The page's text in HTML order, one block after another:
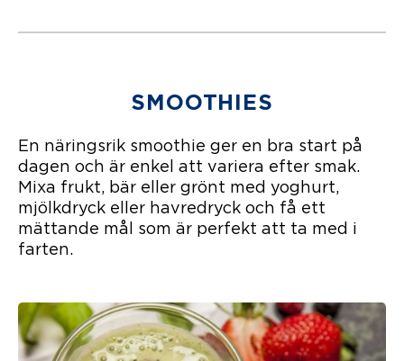
SMOOTHIES
En näringsrik smoothie ger en bra start på
dagen och är enkel att variera efter smak.
Mixa frukt, bär eller grönt med yoghurt,
mjölkdryck eller havredryck och få ett
mättande mål som är perfekt att ta med i
farten.